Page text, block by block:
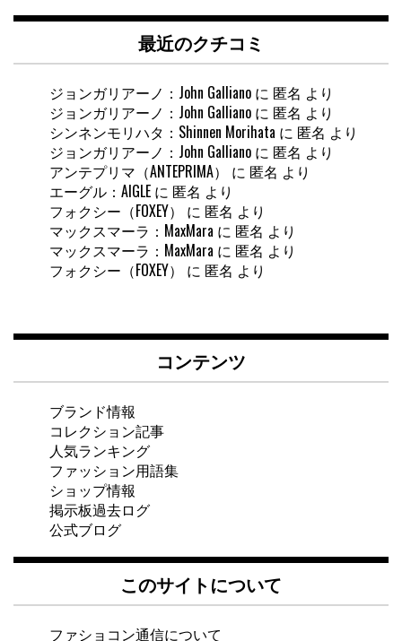
最近のクチコミ
ジョンガリアーノ：John Galliano に 匿名 より
ジョンガリアーノ：John Galliano に 匿名 より
シンネンモリハタ：Shinnen Morihata に 匿名 より
ジョンガリアーノ：John Galliano に 匿名 より
アンテプリマ（ANTEPRIMA）
に 匿名 より
エーグル：AIGLE に 匿名 より
フォクシー（FOXEY）
に 匿名 より
マックスマーラ：MaxMara に 匿名 より
マックスマーラ：MaxMara に 匿名 より
フォクシー（FOXEY）
に 匿名 より
コンテンツ
ブランド情報
コレクション記事
人気ランキング
ファッション用語集
ショップ情報
掲示板過去ログ
公式ブログ
このサイトについて
ファショコン通信について